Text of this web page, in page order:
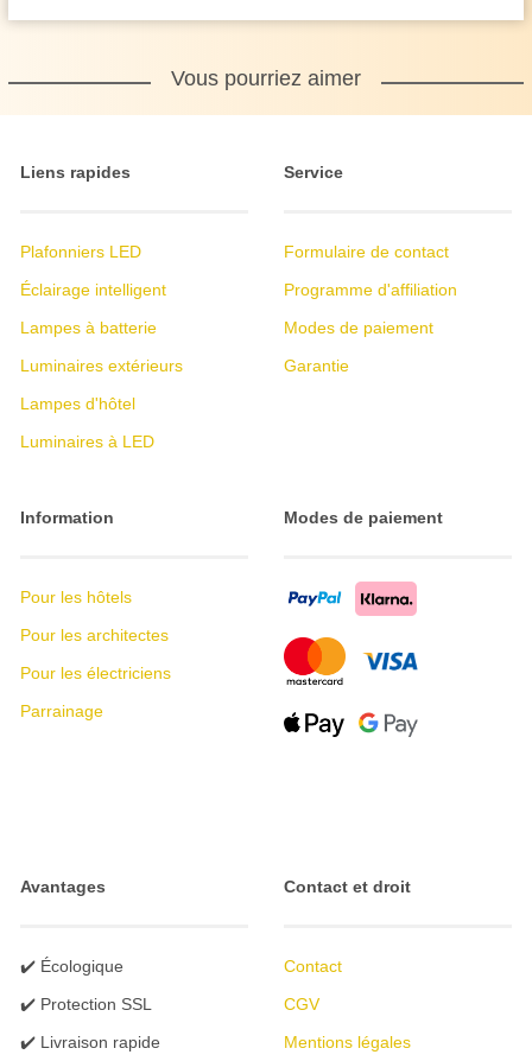
Vous pourriez aimer
Liens rapides
Plafonniers LED
Éclairage intelligent
Lampes à batterie
Luminaires extérieurs
Lampes d'hôtel
Luminaires à LED
Service
Formulaire de contact
Programme d'affiliation
Modes de paiement
Garantie
Information
Pour les hôtels
Pour les architectes
Pour les électriciens
Parrainage
Modes de paiement
Avantages
✔️ Écologique
✔️ Protection SSL
✔️ Livraison rapide
Contact et droit
Contact
CGV
Mentions légales